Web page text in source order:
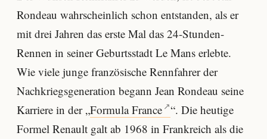
Rondeau wahrscheinlich schon entstanden, als er
mit drei Jahren das erste Mal das 24-Stunden-
Rennen in seiner Geburtsstadt Le Mans erlebte.
Wie viele junge französische Rennfahrer der
Nachkriegsgeneration begann Jean Rondeau seine
Karriere in der „Formula France “. Die heutige
Formel Renault galt ab 1968 in Frankreich als die